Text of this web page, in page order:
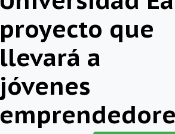
proyecto que
llevará a
jóvenes